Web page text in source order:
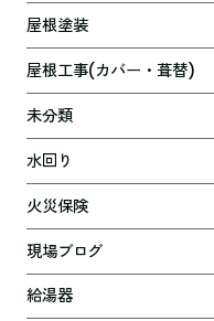
屋根塗装
屋根工事(カバー・葺替)
未分類
水回り
火災保険
現場ブログ
給湯器